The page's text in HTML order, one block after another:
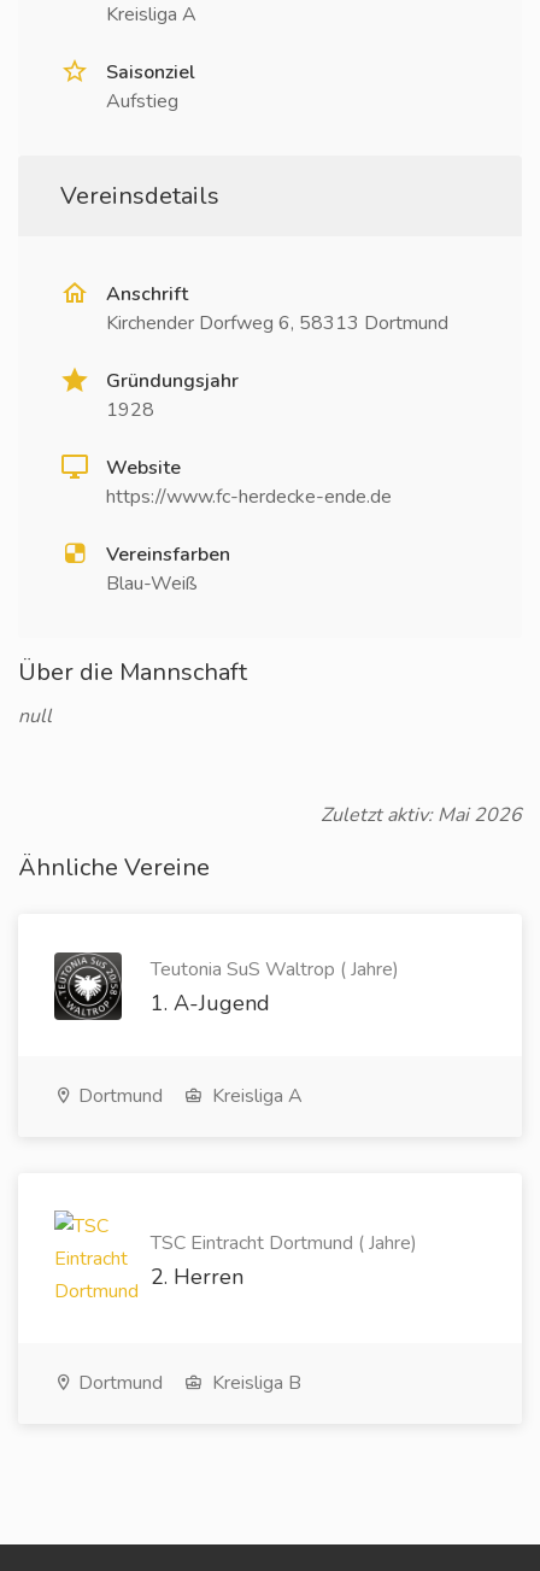
Kreisliga A
Saisonziel
Aufstieg
Vereinsdetails
Anschrift
Kirchender Dorfweg 6, 58313 Dortmund
Gründungsjahr
1928
Website
https://www.fc-herdecke-ende.de
Vereinsfarben
Blau-Weiß
Über die Mannschaft
null
Zuletzt aktiv: Mai 2026
Ähnliche Vereine
Teutonia SuS Waltrop ( Jahre)
1. A-Jugend
Dortmund Kreisliga A
TSC Eintracht Dortmund ( Jahre)
2. Herren
Dortmund Kreisliga B